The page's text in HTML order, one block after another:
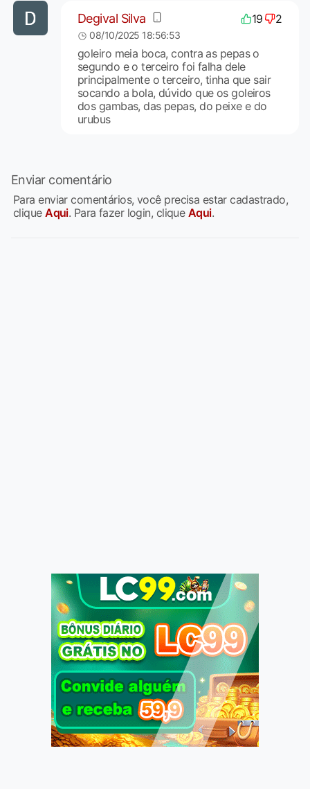
Degival Silva 19 2
08/10/2025 18:56:53
goleiro meia boca, contra as pepas o
segundo e o terceiro foi falha dele
principalmente o terceiro, tinha que sair
socando a bola, dúvido que os goleiros
dos gambas, das pepas, do peixe e do
urubus
Enviar comentário
Para enviar comentários, você precisa estar cadastrado,
cliqueAqui. Para fazer login, clique Aqui.